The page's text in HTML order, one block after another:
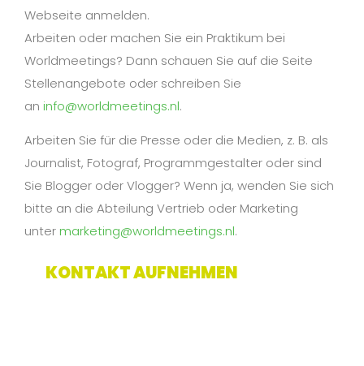
Webseite anmelden.
Arbeiten oder machen Sie ein Praktikum bei
Worldmeetings? Dann schauen Sie auf die Seite
Stellenangebote oder schreiben Sie
an info@worldmeetings.nl.
Arbeiten Sie für die Presse oder die Medien, z. B. als
Journalist, Fotograf, Programmgestalter oder sind
Sie Blogger oder Vlogger? Wenn ja, wenden Sie sich
bitte an die Abteilung Vertrieb oder Marketing
unter marketing@worldmeetings.nl.
KONTAKT AUFNEHMEN